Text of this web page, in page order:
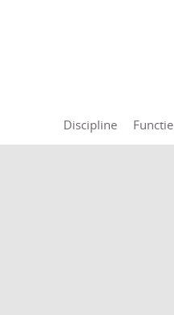
Discipline Functie